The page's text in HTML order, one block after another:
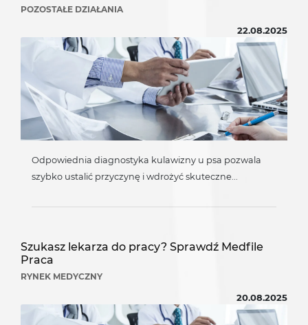
POZOSTAŁE DZIAŁANIA
22.08.2025
Odpowiednia diagnostyka kulawizny u psa pozwala
szybko ustalić przyczynę i wdrożyć skuteczne...
Szukasz lekarza do pracy? Sprawdź Medfile
Praca
RYNEK MEDYCZNY
20.08.2025